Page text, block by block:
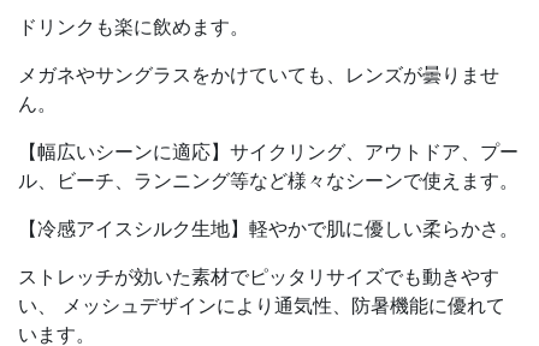
ドリンクも楽に飲めます。
メガネやサングラスをかけていても、レンズが曇りませ
ん。
【幅広いシーンに適応】サイクリング、アウトドア、プー
ル、ビーチ、ランニング等など様々なシーンで使えます。
【冷感アイスシルク生地】軽やかで肌に優しい柔らかさ。
ストレッチが効いた素材でピッタリサイズでも動きやす
い、 メッシュデザインにより通気性、防暑機能に優れて
います。